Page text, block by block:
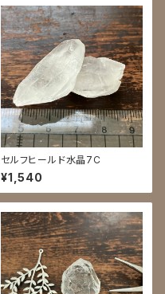
セルフヒールド水晶7C
¥1,540